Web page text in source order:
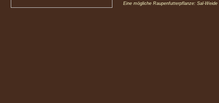
Eine mögliche Raupenfutterpflanze: Sal-Weide